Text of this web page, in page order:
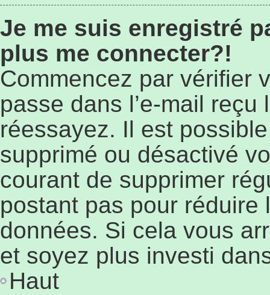
Je me suis enregistré
plus me connecter?!
Commencez par vérifier
passe dans l’e-mail
réessayez. Il est
supprimé ou désactivé
courant de supprimer
postant pas pour réduire
données. Si cela vous
et soyez plus investi
Haut